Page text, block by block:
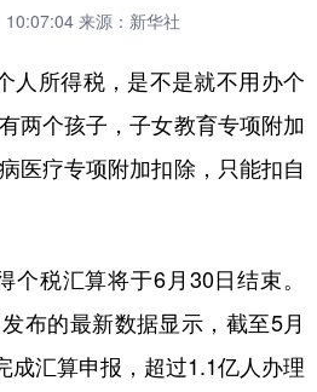
全球连线
量子 体育
健康 军事
信息化 数字经济
银龄 溯源中国
10:07:04 来源：新华社
所得税，是不是就不用办个
两个孩子，子女教育专项附加
医疗专项附加扣除，只能扣自
税汇算将于6月30日结束。
布的最新数据显示，截至5月
成汇算申报，超过1.1亿人办理